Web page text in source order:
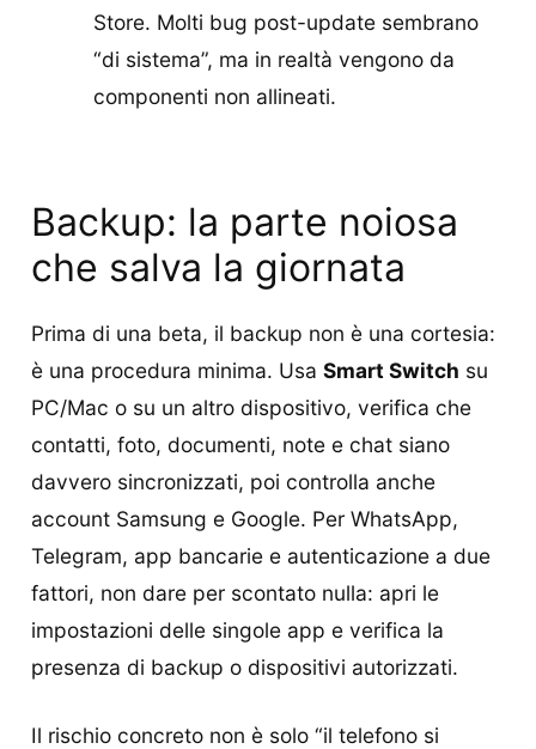
Store. Molti bug post-update sembrano
“di sistema”, ma in realtà vengono da
componenti non allineati.
Backup: la parte noiosa
che salva la giornata
Prima di una beta, il backup non è una cortesia:
è una procedura minima. Usa Smart Switch su
PC/Mac o su un altro dispositivo, verifica che
contatti, foto, documenti, note e chat siano
davvero sincronizzati, poi controlla anche
account Samsung e Google. Per WhatsApp,
Telegram, app bancarie e autenticazione a due
fattori, non dare per scontato nulla: apri le
impostazioni delle singole app e verifica la
presenza di backup o dispositivi autorizzati.
Il rischio concreto non è solo “il telefono si